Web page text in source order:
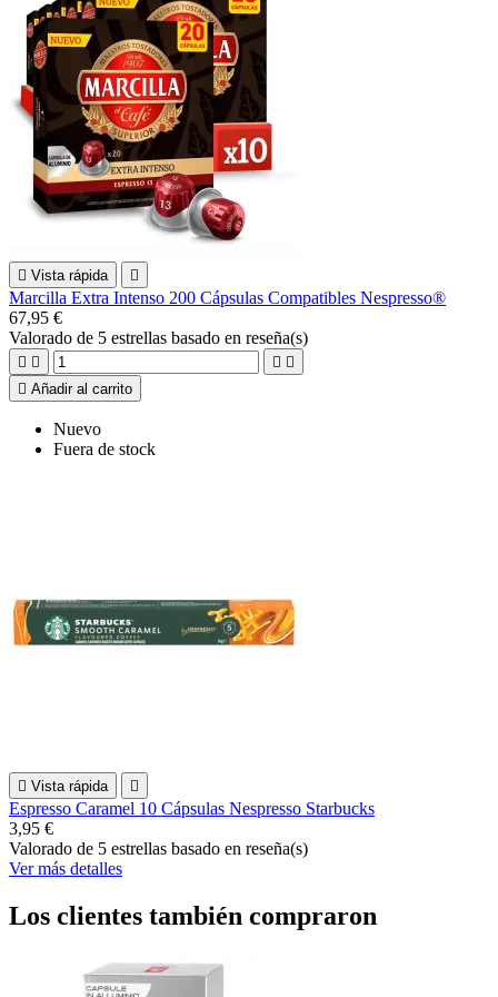
 Vista rápida 
Marcilla Extra Intenso 200 Cápsulas Compatibles Nespresso®
67,95 €
Valorado de 5 estrellas basado en reseña(s)
   
 Añadir al carrito
Nuevo
Fuera de stock
 Vista rápida 
Espresso Caramel 10 Cápsulas Nespresso Starbucks
3,95 €
Valorado de 5 estrellas basado en reseña(s)
Ver más detalles
Los clientes también compraron